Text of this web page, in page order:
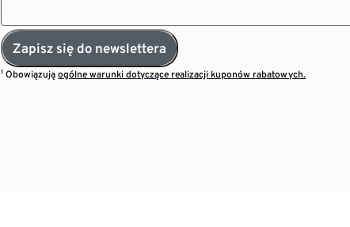
Zapisz się do newslettera
¹ Obowiązująogólne warunki dotyczące realizacji kuponów rabatowych.